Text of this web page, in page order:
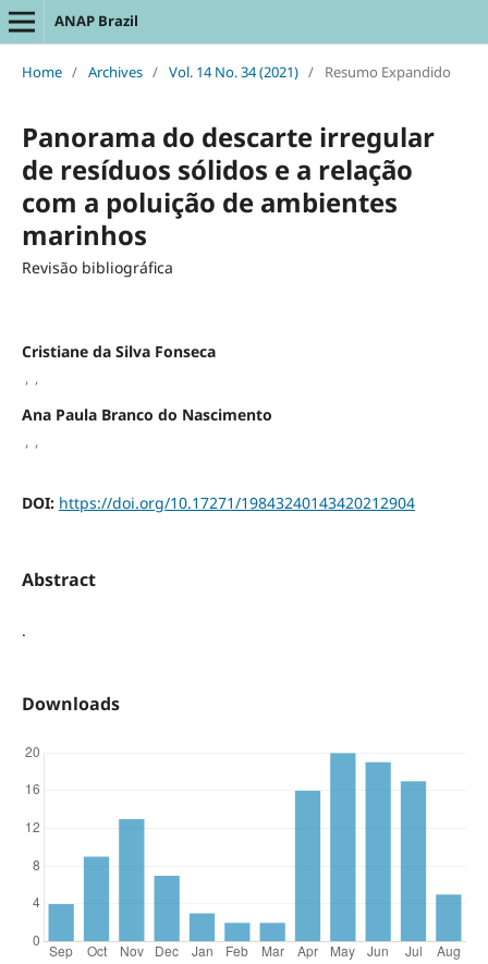
ANAP Brazil
Home / Archives / Vol. 14 No. 34 (2021) / Resumo Expandido
Panorama do descarte irregular
de resíduos sólidos e a relação
com a poluição de ambientes
marinhos
Revisão bibliográfica
Cristiane da Silva Fonseca
, ,
Ana Paula Branco do Nascimento
, ,
DOI: https://doi.org/10.17271/19843240143420212904
Abstract
.
Downloads